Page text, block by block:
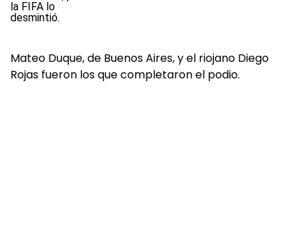
Mateo Duque, de Buenos Aires, y el riojano Diego
Rojas fueron los que completaron el podio.